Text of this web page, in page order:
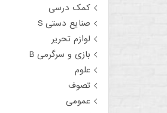
کمک درسی
صنایع دستی S
لوازم تحریر
بازی و سرگرمی B
علوم
تصوف
عمومی